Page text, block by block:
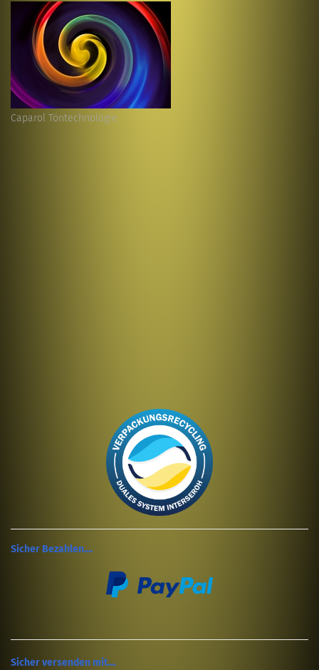
Caparol Töntechnologie
Sicher Bezahlen....
Sicher versenden mit....